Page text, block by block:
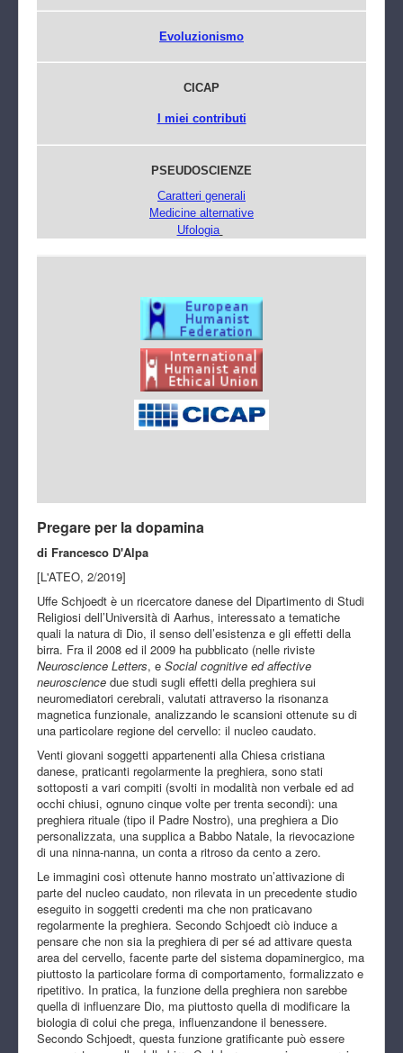
Evoluzionismo
CICAP
I miei contributi
PSEUDOSCIENZE
Caratteri generali
Medicine alternative
Ufologia
Pregare per la dopamina
di Francesco D'Alpa
[L'ATEO, 2/2019]
Uffe Schjoedt è un ricercatore danese del Dipartimento di Studi
Religiosi dell’Università di Aarhus, interessato a tematiche
quali la natura di Dio, il senso dell’esistenza e gli effetti della
birra. Fra il 2008 ed il 2009 ha pubblicato (nelle riviste
Neuroscience Letters, e Social cognitive ed affective
neuroscience due studi sugli effetti della preghiera sui
neuromediatori cerebrali, valutati attraverso la risonanza
magnetica funzionale, analizzando le scansioni ottenute su di
una particolare regione del cervello: il nucleo caudato.
Venti giovani soggetti appartenenti alla Chiesa cristiana
danese, praticanti regolarmente la preghiera, sono stati
sottoposti a vari compiti (svolti in modalità non verbale ed ad
occhi chiusi, ognuno cinque volte per trenta secondi): una
preghiera rituale (tipo il Padre Nostro), una preghiera a Dio
personalizzata, una supplica a Babbo Natale, la rievocazione
di una ninna-nanna, un conta a ritroso da cento a zero.
Le immagini così ottenute hanno mostrato un’attivazione di
parte del nucleo caudato, non rilevata in un precedente studio
eseguito in soggetti credenti ma che non praticavano
regolarmente la preghiera. Secondo Schjoedt ciò induce a
pensare che non sia la preghiera di per sé ad attivare questa
area del cervello, facente parte del sistema dopaminergico, ma
piuttosto la particolare forma di comportamento, formalizzato e
ripetitivo. In pratica, la funzione della preghiera non sarebbe
quella di influenzare Dio, ma piuttosto quella di modificare la
biologia di colui che prega, influenzandone il benessere.
Secondo Schjoedt, questa funzione gratificante può essere